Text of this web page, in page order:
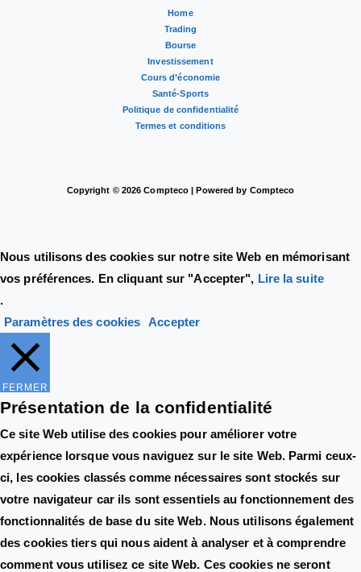
Home
Trading
Bourse
Investissement
Cours d’économie
Santé-Sports
Politique de confidentialité
Termes et conditions
Copyright © 2026 Compteco | Powered by Compteco
Nous utilisons des cookies sur notre site Web en mémorisant
vos préférences. En cliquant sur "Accepter", Lire la suite
.
Paramètres des cookies
Accepter
FERMER
Présentation de la confidentialité
Ce site Web utilise des cookies pour améliorer votre
expérience lorsque vous naviguez sur le site Web. Parmi ceux-
ci, les cookies classés comme nécessaires sont stockés sur
votre navigateur car ils sont essentiels au fonctionnement des
fonctionnalités de base du site Web. Nous utilisons également
des cookies tiers qui nous aident à analyser et à comprendre
comment vous utilisez ce site Web. Ces cookies ne seront